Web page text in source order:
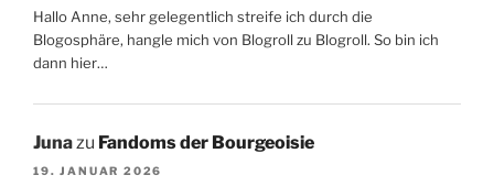
Hallo Anne, sehr gelegentlich streife ich durch die
Blogosphäre, hangle mich von Blogroll zu Blogroll. So bin ich
dann hier…
Junazu Fandoms der Bourgeoisie
19. JANUAR 2026